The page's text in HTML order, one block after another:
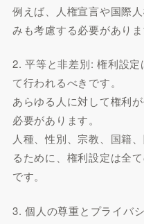
例えば、人権宣言や国際
みも考慮する必要がありま
2. 平等と非差別: 権利設
て行われるべきです。
あらゆる人に対して権利
必要があります。
人種、性別、宗教、国籍
るために、権利設定は全
です。
3. 個人の尊重とプライバ